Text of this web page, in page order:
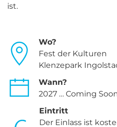
ist.
Wo?
Fest der Kulturen
Klenzepark
Wann?
2027 … Coming
Eintritt
Der Einlass ist